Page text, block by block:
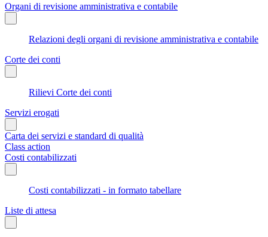
Organi di revisione amministrativa e contabile
Relazioni degli organi di revisione amministrativa e contabile
Corte dei conti
Rilievi Corte dei conti
Servizi erogati
Carta dei servizi e standard di qualità
Class action
Costi contabilizzati
Costi contabilizzati - in formato tabellare
Liste di attesa